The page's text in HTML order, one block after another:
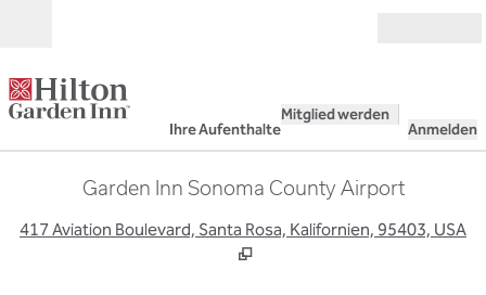
Ihre Aufenthalte
Mitglied werden
Anmelden
Garden Inn Sonoma County Airport
417 Aviation Boulevard, Santa Rosa, Kalifornien, 95403, USA